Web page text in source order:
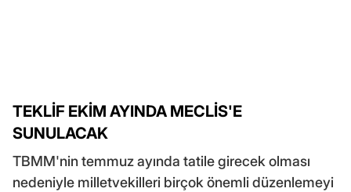
TEKLİF EKİM AYINDA MECLİS'E
SUNULACAK
TBMM'nin temmuz ayında tatile girecek olması
nedeniyle milletvekilleri birçok önemli düzenlemeyi